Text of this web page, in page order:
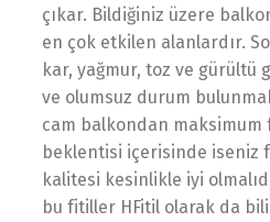
çıkar. Bildiğiniz üzere
en çok etkilen alanlardır.
kar, yağmur, toz ve gürültü
ve olumsuz durum
cam balkondan
beklentisi içerisinde iseniz
kalitesi kesinlikle iyi
bu fitiller HFitil olarak da